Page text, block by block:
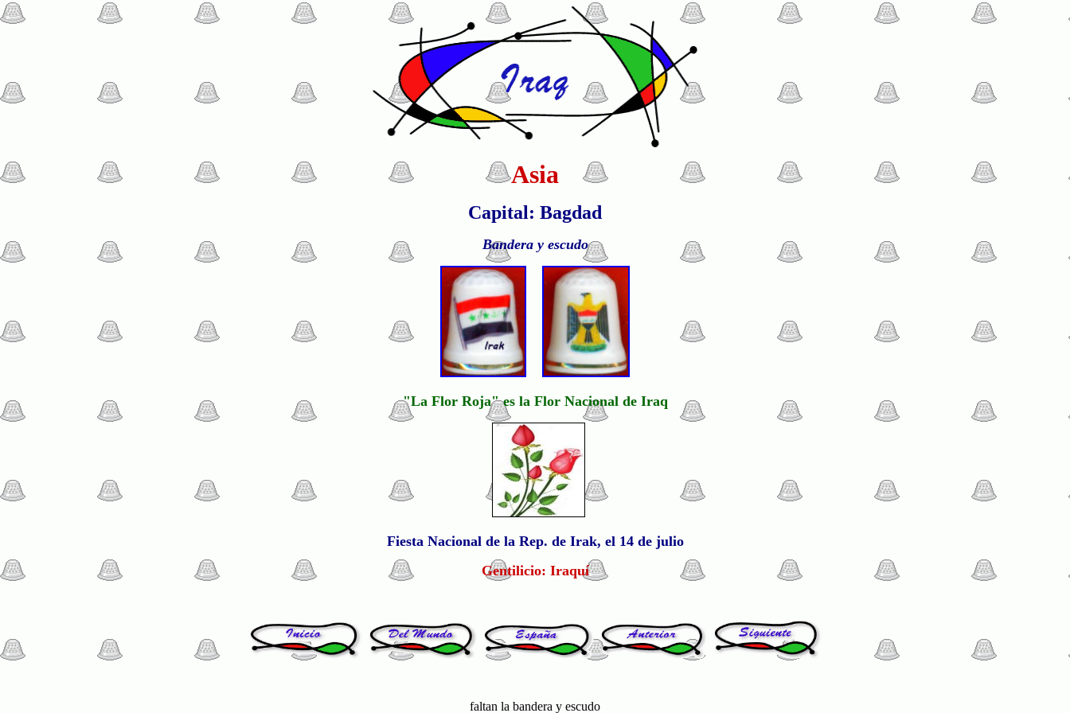
Asia
Capital: Bagdad
Bandera y escudo
"La Flor Roja" es la Flor Nacional de Iraq
Fiesta Nacional de la Rep. de Irak, el 14 de julio
Gentilicio: Iraquí
faltan la bandera y escudo